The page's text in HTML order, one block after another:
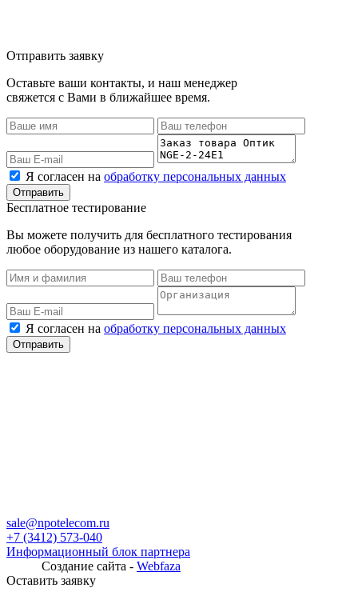
Отправить заявку
Оставьте ваши контакты, и наш менеджер
свяжется с Вами в ближайшее время.
Я согласен на обработку персональных данных
Бесплатное тестирование
Вы можете получить для бесплатного тестирования
любое оборудование из нашего каталога.
Я согласен на обработку персональных данных
sale@npotelecom.ru
+7 (3412) 573-040
Информационный блок партнера
Создание сайта - Webfaza
Оставить заявку